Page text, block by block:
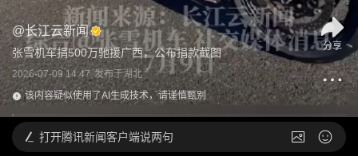
@长江云新闻
张雪机车捐500万驰援广西，公布捐款截图
2026-07-09 14:47 发布于湖北
该内容疑似使用了AI生成技术，请谨慎甄别
分享
打开腾讯新闻客户端说两句